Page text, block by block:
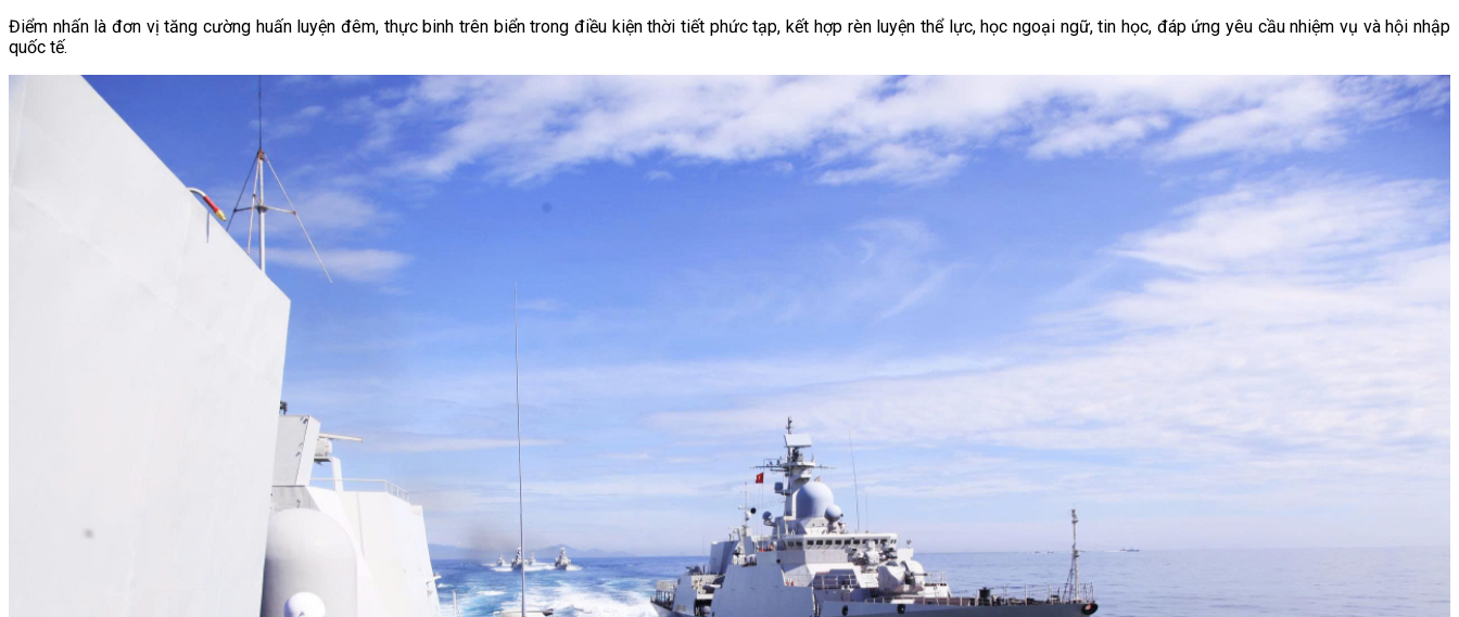
Điểm nhấn là đơn vị tăng cường huấn luyện đêm, thực binh trên biển trong điều kiện thời tiết phức tạp, kết hợp rèn luyện thể lực, học ngoại ngữ, tin học, đáp ứng yêu cầu nhiệm vụ và hội nhập
quốc tế.